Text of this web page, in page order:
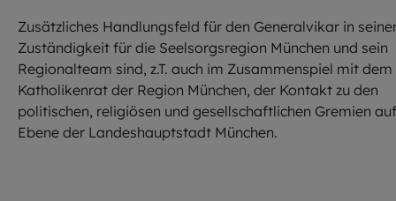
Zusätzliches Handlungsfeld für den Generalvikar in
Zuständigkeit für die Seelsorgsregion München und sein
Regionalteam sind, z.T. auch im Zusammenspiel mit dem
Katholikenrat der Region München, der Kontakt zu den
politischen, religiösen und gesellschaftlichen Gremien auf
Ebene der Landeshauptstadt München.